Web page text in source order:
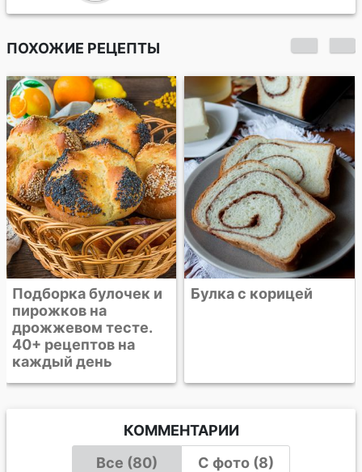
ПОХОЖИЕ РЕЦЕПТЫ
Булка с корицей
Сахарные плюшки
КОММЕНТАРИИ
Все (80)
С фото (8)